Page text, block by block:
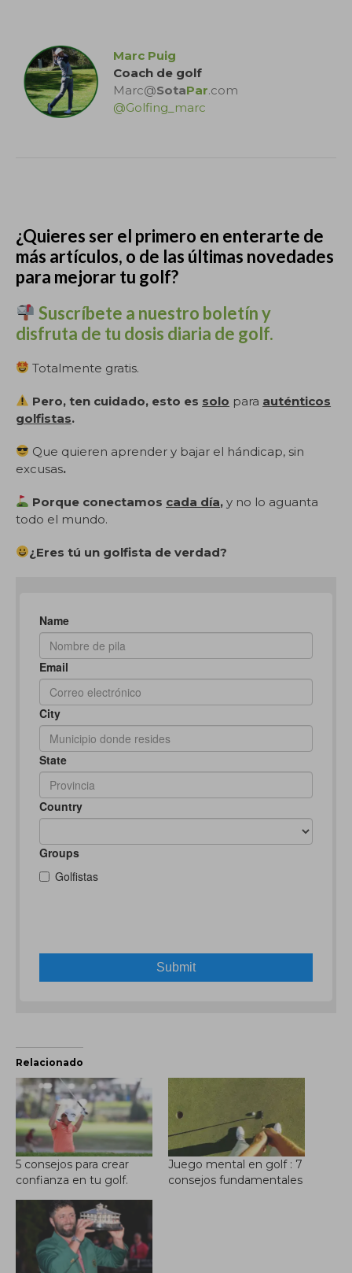
Marc Puig
Coach de golf
Marc@SotaPar.com
@Golfing_marc
¿Quieres ser el primero en enterarte de
más artículos, o de las últimas novedades
para mejorar tu golf?
Suscríbete a nuestro boletín y
disfruta de tu dosis diaria de golf.
Totalmente gratis.
Pero, ten cuidado, esto es solo para auténticos
golfistas.
Que quieren aprender y bajar el hándicap, sin
excusas.
Porque conectamos cada día,y no lo aguanta
todo el mundo.
¿Eres tú un golfista de verdad?
Relacionado
5 consejos para crear
confianza en tu golf.
Juego mental en golf : 7
consejos fundamentales